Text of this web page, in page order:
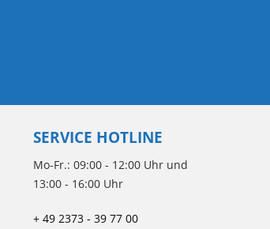
SERVICE HOTLINE
Mo-Fr.: 09:00 - 12:00 Uhr und
13:00 - 16:00 Uhr
+ 49 2373 - 39 77 00